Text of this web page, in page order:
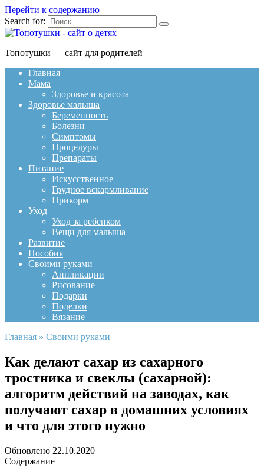
Перейти к содержанию
Search for:
Топотушки — сайт для родителей
Главная
Мама
Здоровье и красота
Здоровье малыша
Беременность
Болезни
Симптомы
Процедуры
Препараты
Питание
Искусственное
Грудное вскармливание
Прикорм
Уход
Уход за ребенком
Вещи для малыша
Развитие
Пособия
Своими руками
Аппликации
Рисование
Подарки
Поделки
Вязание
Главная » Своими руками
Как делают сахар из сахарного
тростника и свеклы (сахарной):
алгоритм действий на заводах, как
получают сахар в домашних условиях
и что для этого нужно
Обновлено 22.10.2020
Содержание